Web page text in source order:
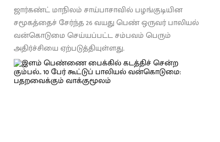
ஜார்கண்ட் மாநிலம் சாய்பாசாவில் பழங்குடியின
சமூகத்தைச் சேர்ந்த 26 வயது பெண் ஒருவர் பாலியல்
வன்கொடுமை செய்யப்பட்ட சம்பவம் பெரும்
அதிர்ச்சியை ஏற்படுத்தியுள்ளது.